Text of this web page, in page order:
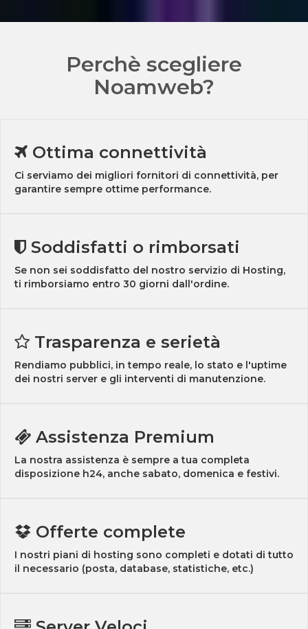
Perchè scegliere
Noamweb?
Ottima connettività
Ci serviamo dei migliori fornitori di connettività, per
garantire sempre ottime performance.
Soddisfatti o rimborsati
Se non sei soddisfatto del nostro servizio di Hosting,
ti rimborsiamo entro 30 giorni dall'ordine.
Trasparenza e serietà
Rendiamo pubblici, in tempo reale, lo stato e l'uptime
dei nostri server e gli interventi di manutenzione.
Assistenza Premium
La nostra assistenza è sempre a tua completa
disposizione h24, anche sabato, domenica e festivi.
Offerte complete
I nostri piani di hosting sono completi e dotati di tutto
il necessario (posta, database, statistiche, etc.)